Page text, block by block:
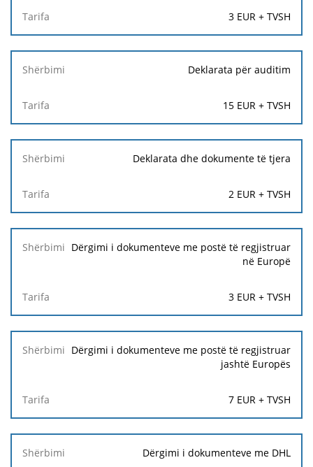
3 EUR + TVSH
Deklarata për auditim
15 EUR + TVSH
Deklarata dhe dokumente të tjera
2 EUR + TVSH
Dërgimi i dokumenteve me postë të regjistruar
në Europë
3 EUR + TVSH
Dërgimi i dokumenteve me postë të regjistruar
jashtë Europës
7 EUR + TVSH
Dërgimi i dokumenteve me DHL